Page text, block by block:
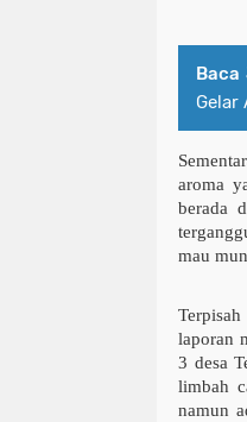
Baca
Gelar
aroma
berada
mau
laporan
3 desa
limbah
namun